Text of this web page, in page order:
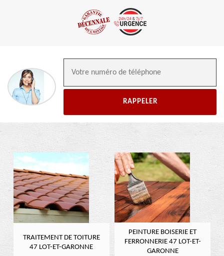
TRAITEMENT DE TOITURE
47 LOT-ET-GARONNE
PEINTURE BOISERIE ET
FERRONNERIE 47 LOT-ET-
GARONNE